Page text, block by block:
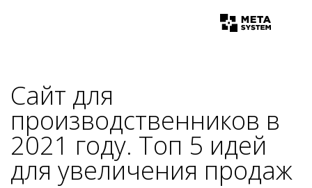
Сайт для
производственников в
2021 году. Топ 5 идей
для увеличения продаж